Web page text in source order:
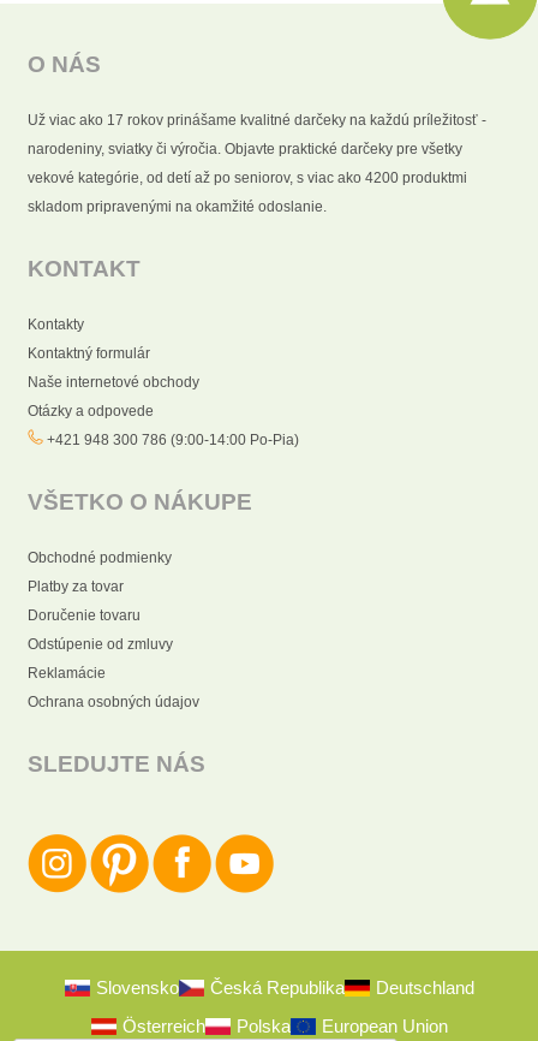
O NÁS
Už viac ako 17 rokov prinášame kvalitné darčeky na každú príležitosť -
narodeniny, sviatky či výročia. Objavte praktické darčeky pre všetky
vekové kategórie, od detí až po seniorov, s viac ako 4200 produktmi
skladom pripravenými na okamžité odoslanie.
KONTAKT
Kontakty
Kontaktný formulár
Naše internetové obchody
Otázky a odpovede
+421 948 300 786 (9:00-14:00 Po-Pia)
VŠETKO O NÁKUPE
Obchodné podmienky
Platby za tovar
Doručenie tovaru
Odstúpenie od zmluvy
Reklamácie
Ochrana osobných údajov
SLEDUJTE NÁS
Slovensko Česká Republika
Deutschland
Österreich
Polska European Union